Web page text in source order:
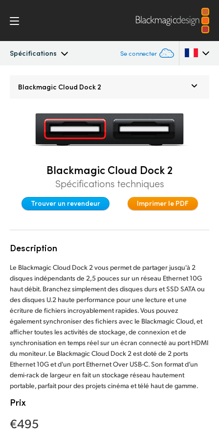
Spécifications Se connecter
Austria
Brazil
Canada
Denmark
Finland
France
Germany
Hong Kong SAR, China
India
Italy
Japan
Korea
Blackmagic Cloud Dock 2
Blackmagic Cloud Dock 2
Spécifications techniques
Trouver un revendeur Imprimer le PDF
Description
Le Blackmagic Cloud Dock 2 vous permet de partager jusqu'à 2
disques indépendants de 2,5 pouces sur un réseau Ethernet 10G
haut débit. Branchez simplement des disques durs et SSD SATA ou
des disques U.2 haute performance pour une lecture et une
écriture de fichiers incroyablement rapides. Vous pouvez
également synchroniser des fichiers avec le Blackmagic Cloud, et
afficher toutes les activités de stockage, de connexion et de
synchronisation en temps réel sur un écran connecté au port HDMI
du moniteur. Le Blackmagic Cloud Dock 2 est doté de 2 ports
Ethernet 10G et d'un port Ethernet Over USB-C. Son format d’un
demi-rack de largeur en fait un stockage réseau hautement
portable, parfait pour des projets cinéma et télé haut de gamme.
Prix
€495